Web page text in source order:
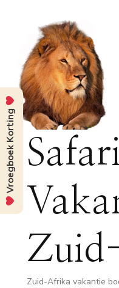
Safari
Zuid-Afrika vakantie
Vroegboek Korting